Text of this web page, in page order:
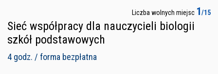
Liczba wolnych miejsc 1/15
Sieć współpracy dla nauczycieli biologii
szkół podstawowych
4 godz. / forma bezpłatna